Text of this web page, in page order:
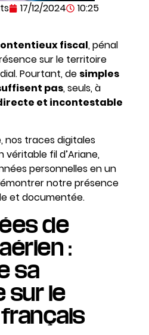
17/12/2024
10:25
fiscal, pénal
sur le territoire
Pourtant, de simples
pas, seuls, à
et incontestable
nos traces digitales
fil d’Ariane,
personnelles en un
notre présence
et documentée.
de
:
sa
sur le